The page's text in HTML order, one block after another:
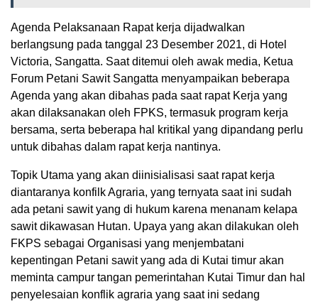
Agenda Pelaksanaan Rapat kerja dijadwalkan
berlangsung pada tanggal 23 Desember 2021, di Hotel
Victoria, Sangatta. Saat ditemui oleh awak media, Ketua
Forum Petani Sawit Sangatta menyampaikan beberapa
Agenda yang akan dibahas pada saat rapat Kerja yang
akan dilaksanakan oleh FPKS, termasuk program kerja
bersama, serta beberapa hal kritikal yang dipandang perlu
untuk dibahas dalam rapat kerja nantinya.
Topik Utama yang akan diinisialisasi saat rapat kerja
diantaranya konfilk Agraria, yang ternyata saat ini sudah
ada petani sawit yang di hukum karena menanam kelapa
sawit dikawasan Hutan. Upaya yang akan dilakukan oleh
FKPS sebagai Organisasi yang menjembatani
kepentingan Petani sawit yang ada di Kutai timur akan
meminta campur tangan pemerintahan Kutai Timur dan hal
penyelesaian konflik agraria yang saat ini sedang